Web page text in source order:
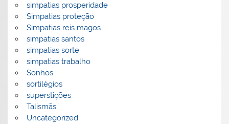
simpatias prosperidade
Simpatias proteção
Simpatias reis magos
simpatias santos
simpatias sorte
simpatias trabalho
Sonhos
sortilégios
superstições
Talismãs
Uncategorized